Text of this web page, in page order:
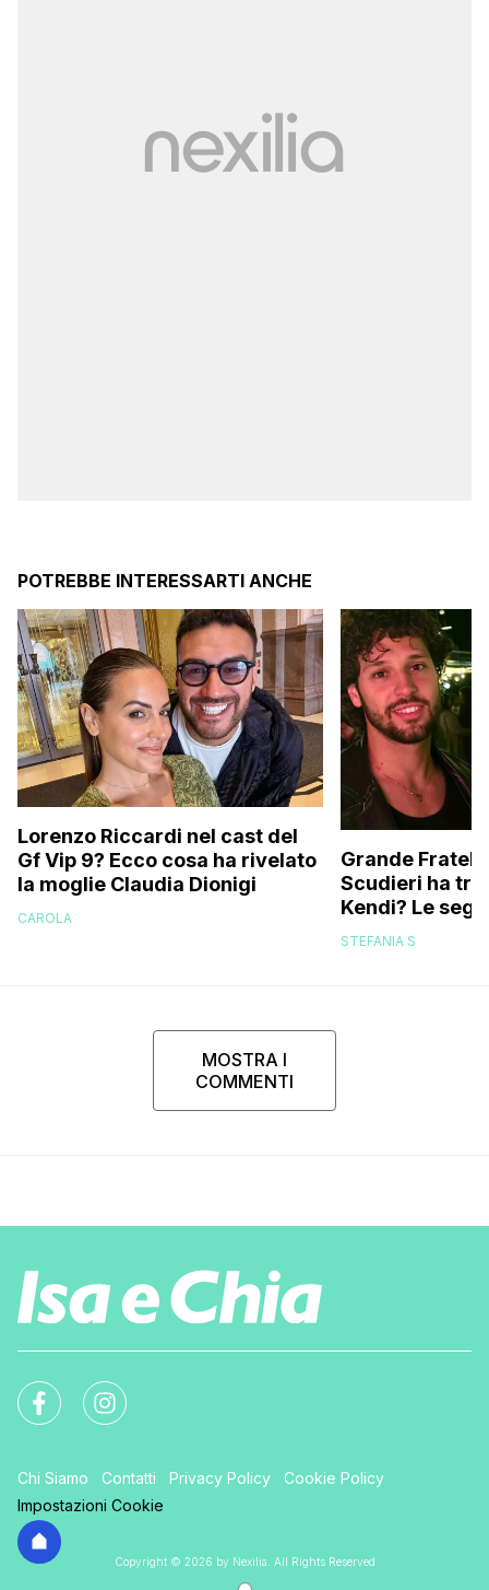
POTREBBE INTERESSARTI ANCHE
Lorenzo Riccardi nel cast del
Gf Vip 9? Ecco cosa ha rivelato
la moglie Claudia Dionigi
CAROLA
Grande
Scudieri ha
Kendi? Le
replica dell’ex
STEFANIA S
MOSTRA I
COMMENTI
Chi Siamo Contatti Privacy Policy
Cookie Policy
Impostazioni Cookie
Copyright © 2026 by Nexilia. All Rights Reserved